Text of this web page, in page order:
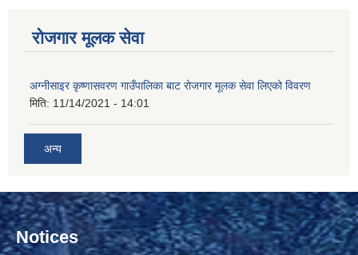
रोजगार मूलक सेवा
अग्नीसाइर कृष्णासवरण गाउँपालिका बाट रोजगार मूलक सेवा लिएको विवरण
मिति: 11/14/2021 - 14:01
अन्य
Notices